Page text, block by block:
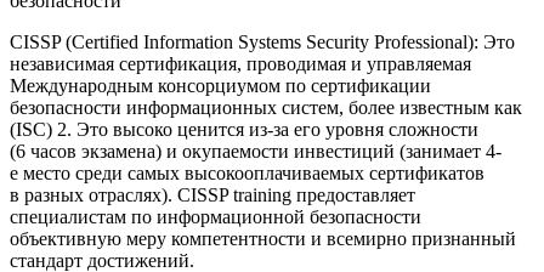
CISSP (Certified Information Systems Security Professional): Это
независимая сертификация, проводимая и управляемая
Международным консорциумом по сертификации
безопасности информационных систем, более известным как
(ISC) 2. Это высоко ценится из-за его уровня сложности
(6 часов экзамена) и окупаемости инвестиций (занимает 4-
е место среди самых высокооплачиваемых сертификатов
в разных отраслях). CISSP training предоставляет
специалистам по информационной безопасности
объективную меру компетентности и всемирно признанный
стандарт достижений.